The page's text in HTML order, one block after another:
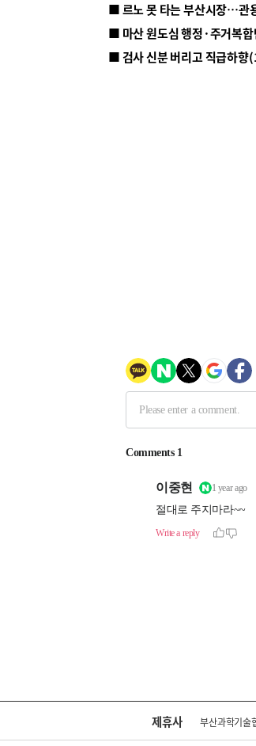
■ 르노 못 타는 부산시장…관
■ 마산 원도심 행정·주거복합
제휴사 부산과학기술